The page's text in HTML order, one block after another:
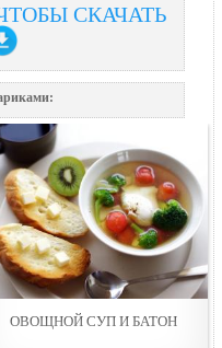
СКАЧАТЬ
ОВОЩНОЙ СУП И БАТОН